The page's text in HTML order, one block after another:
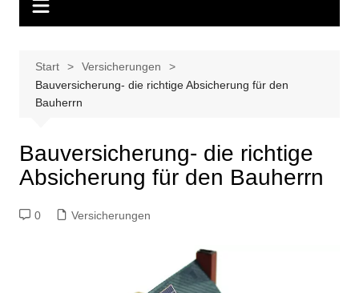
Start
Versicherungen
Bauversicherung- die richtige Absicherung für den
Bauherrn
Bauversicherung- die richtige
Absicherung für den Bauherrn
0 Versicherungen